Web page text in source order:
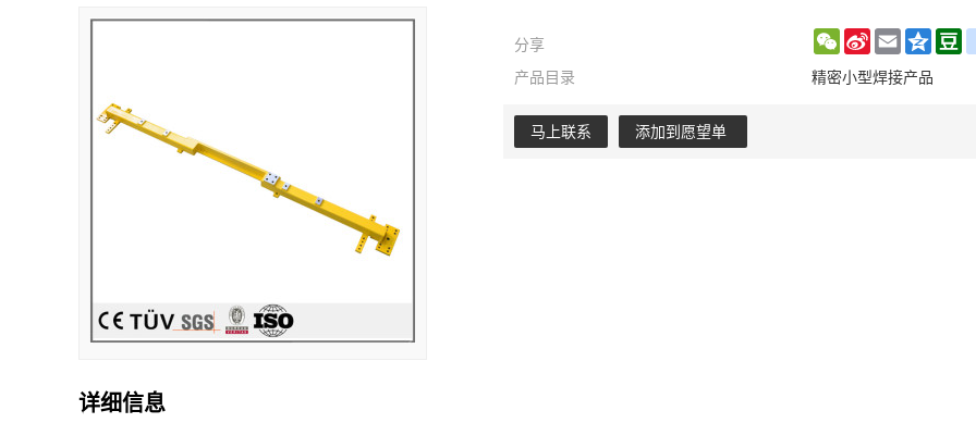
分享 WeChat
Sina
Weibo
Email Qzone
产品目录
精密小型焊接产品
马上联系 添加到愿望单
详细信息